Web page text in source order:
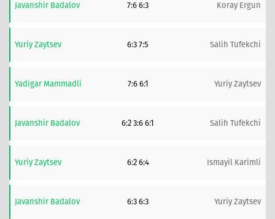
Javanshir Badalov 7:6 6:3 Koray Ergun
Yuriy Zaytsev 6:3 7:5 Salih Tufekchi
Yadigar Mammadli 7:6 6:1 Yuriy Zaytsev
Javanshir Badalov 6:2 3:6 6:1 Salih Tufekchi
Yuriy Zaytsev 6:2 6:4 Ismayil Karimli
Javanshir Badalov 6:3 6:3 Yuriy Zaytsev